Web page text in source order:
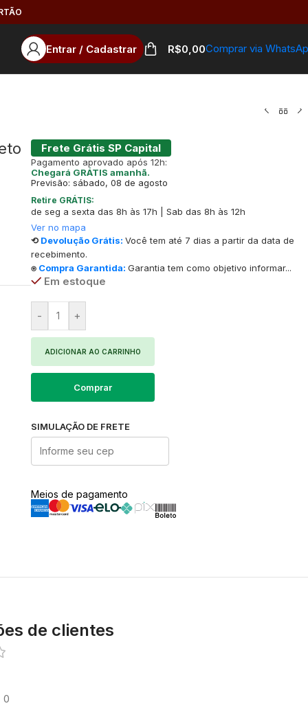
Entrar / Cadastrar R$0,00Comprar via
Frete Grátis SP Capital
Pagamento aprovado após 12h:
Chegará GRÁTIS amanhã.
Previsão: sábado, 08 de agosto
Retire GRÁTIS:
de seg a sexta das 8h às 17h | Sab das 8h às 12h
Ver no mapa
⟲ Devolução Grátis: Você tem até 7 dias a partir da data de
recebimento.
⍟ Compra Garantida: Garantia tem como objetivo informar...
Em estoque
- +
ADICIONAR AO CARRINHO
Comprar
SIMULAÇÃO DE FRETE
Meios de pagamento
de clientes
0